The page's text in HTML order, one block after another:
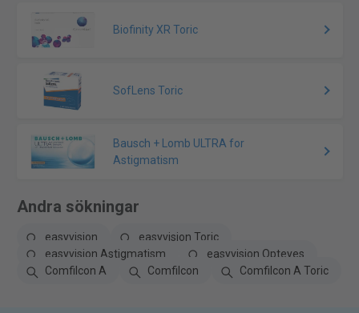
Biofinity XR Toric
SofLens Toric
Bausch + Lomb ULTRA for
Astigmatism
Andra sökningar
easyvision
easyvision Toric
easyvision Astigmatism
easyvision Opteyes
Comfilcon A
Comfilcon Comfilcon A Toric